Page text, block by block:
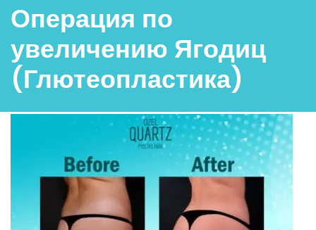
Операция по
увеличению Ягодиц
(Глютеопластика)